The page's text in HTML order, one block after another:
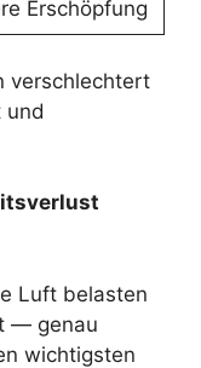
Erschöpfung
verschlechtert
und
Luft belasten
— genau
wichtigsten